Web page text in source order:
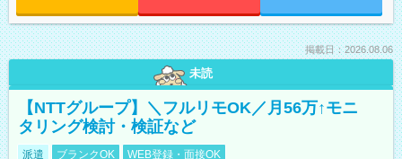
掲載日：2026.08.06
未読
【NTTグループ】＼フルリモOK／月56万↑モニ
タリング検討・検証など
派遣 ブランクOK WEB登録・面接OK